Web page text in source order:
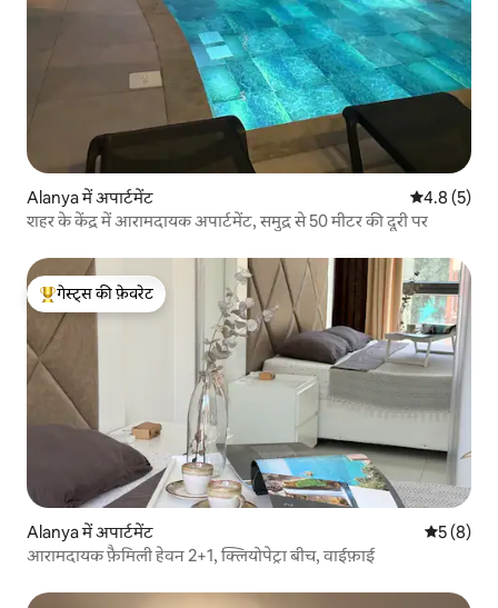
Alanya में अपार्टमेंट औसत रेटिंग 5
4.8 (5)
शहर के केंद्र में आरामदायक अपार्टमेंट, समुद्र से 50 मीटर की दूरी पर
गेस्ट्स का टॉप फ़ेवरेट
गेस्ट्स की फ़ेवरेट
Alanya में अपार्टमेंट औसत रेटिंग
5 (8)
आरामदायक फ़ैमिली हेवन 2+1, क्लियोपेट्रा बीच, वाईफ़ाई